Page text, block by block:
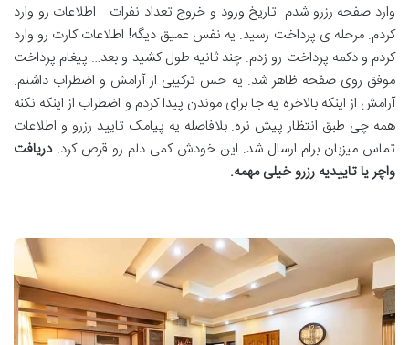
وارد صفحه رزرو شدم. تاریخ ورود و خروج تعداد نفرات… اطلاعات رو وارد
کردم. مرحله ی پرداخت رسید. یه نفس عمیق دیگه! اطلاعات کارت رو وارد
کردم و دکمه پرداخت رو زدم. چند ثانیه طول کشید و بعد… پیغام پرداخت
موفق روی صفحه ظاهر شد. یه حس ترکیبی از آرامش و اضطراب داشتم.
آرامش از اینکه بالاخره یه جا برای موندن پیدا کردم و اضطراب از اینکه نکنه
همه چی طبق انتظار پیش نره. بلافاصله یه پیامک تایید رزرو و اطلاعات
تماس میزبان برام ارسال شد. این خودش کمی دلم رو قرص کرد.دریافت
واچر یا تاییدیه رزرو خیلی مهمه.